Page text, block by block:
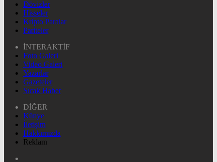
Dövizler
Hisseler
Kripto Paralar
Pariteler
İNTERAKTİF
Foto Galeri
Video Galeri
Yazarlar
Gazeteler
Sıcak Haber
DİĞER
Künye
İletişim
Hakkımızda
Reklam